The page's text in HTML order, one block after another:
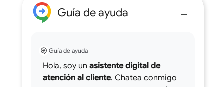
Guía de ayuda
Guía de ayuda
Hola, soy un asistente digital de
atención al cliente. Chatea conmigo